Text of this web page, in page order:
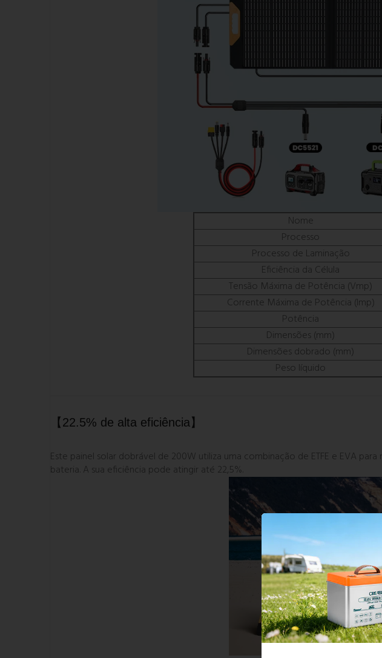
Nome
Processo
Processo de Laminação
Eficiência da Célula
Tensão Máxima de Potência (Vmp)
Corrente Máxima de Potência (Imp)
Potência
Dimensões (mm)
Dimensões dobrado (mm)
Peso líquido
【22.5% de alta eficiência】
Este painel solar dobrável de 200W utiliza uma combinação de ETFE e EVA
bateria. A sua eficiência pode atingir até 22,5%.